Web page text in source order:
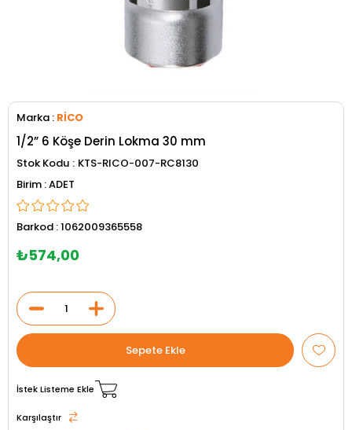
Marka : RİCO
1/2” 6 Köşe Derin Lokma 30 mm
Stok Kodu
KTS-RICO-007-RC8130
ADET
Barkod :1062009365558
₺574,00
İstek Listeme Ekle
Karşılaştır